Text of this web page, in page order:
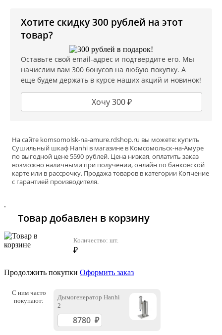
Хотите скидку 300 рублей на этот
товар?
Оставьте свой email-адрес и подтвердите его. Мы
начислим вам 300 бонусов на любую покупку. А
еще будем держать в курсе наших акций и новинок!
Хочу 300 ₽
На сайте komsomolsk-na-amure.rdshop.ru вы можете: купить
Сушильный шкаф Hanhi в магазине в Комсомольск-на-Амуре
по выгодной цене 5590 рублей. Цена низкая, оплатить заказ
возможно наличными при получении, онлайн по банковской
карте или в рассрочку. Продажа товаров в категории Копчение
с гарантией производителя.
.
Товар добавлен в корзину
Количество: шт.
₽
Продолжить покупки Оформить заказ
С ним часто
покупают:
Дымогенератор Hanhi
2